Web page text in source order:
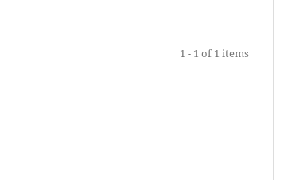
1 - 1 of 1 items